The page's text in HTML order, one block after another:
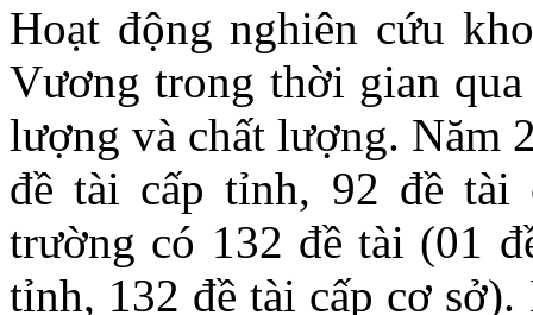
Hoạt động nghiên cứu
Vương trong thời gian
lượng và chất lượng. Năm
đề tài cấp tỉnh, 92 đề tài
trường có 132 đề tài (01
tỉnh, 132 đề tài cấp cơ